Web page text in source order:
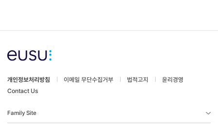
개인정보처리방침 이메일 무단수집거부 법적고지
윤리경영
Contact Us